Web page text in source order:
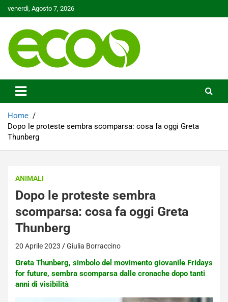
to
venerdì, Agosto 7, 2026
Ecoo.it
Home
Dopo le proteste sembra scomparsa: cosa fa oggi Greta
Thunberg
ANIMALI
Dopo le proteste sembra
scomparsa: cosa fa oggi Greta
Thunberg
20 Aprile 2023 Giulia Borraccino
Greta Thunberg, simbolo del movimento giovanile Fridays
for future, sembra scomparsa dalle cronache dopo tanti
anni di visibilità